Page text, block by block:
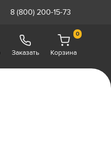
8 (800) 200-15-73
Заказать
0
Корзина